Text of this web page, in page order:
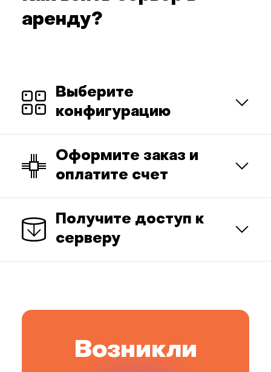
аренду?
Выберите
конфигурацию
Оформите заказ и
оплатите счет
Получите доступ к
серверу
Возникли